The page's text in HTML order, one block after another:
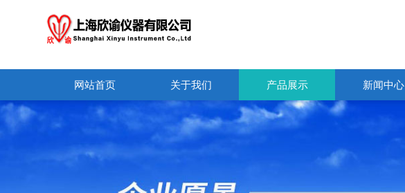
网站首页 关于我们 产品展示 新闻中心